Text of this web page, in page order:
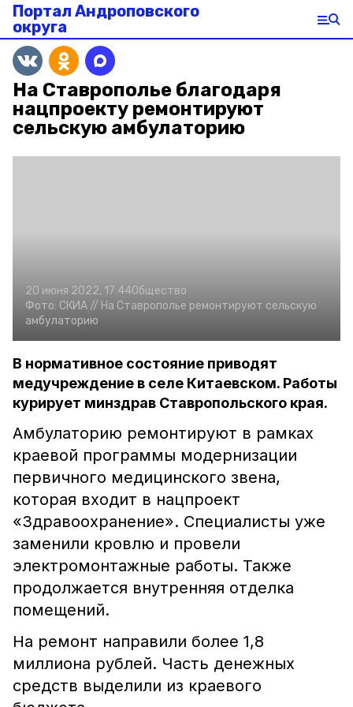
Портал Андроповского
округа
На Ставрополье благодаря
нацпроекту ремонтируют
сельскую амбулаторию
20 июня 2022, 17:44Общество
Фото: СКИА // На Ставрополье ремонтируют сельскую
амбулаторию
В нормативное состояние приводят
медучреждение в селе Китаевском. Работы
курирует минздрав Ставропольского края.
Амбулаторию ремонтируют в рамках
краевой программы модернизации
первичного медицинского звена,
которая входит в нацпроект
«Здравоохранение». Специалисты уже
заменили кровлю и провели
электромонтажные работы. Также
продолжается внутренняя отделка
помещений.
На ремонт направили более 1,8
миллиона рублей. Часть денежных
средств выделили из краевого